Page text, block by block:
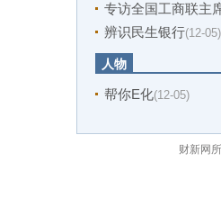
专访全国工商联主
辨识民生银行(12-05)
人物
帮你E化(12-05)
财新网